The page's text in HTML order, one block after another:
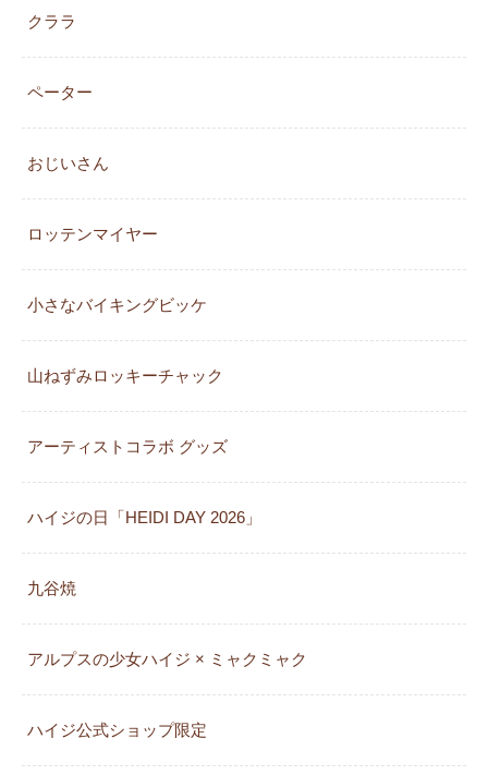
クララ
ペーター
おじいさん
ロッテンマイヤー
小さなバイキングビッケ
山ねずみロッキーチャック
アーティストコラボ グッズ
ハイジの日「HEIDI DAY 2026」
九谷焼
アルプスの少女ハイジ × ミャクミャク
ハイジ公式ショップ限定